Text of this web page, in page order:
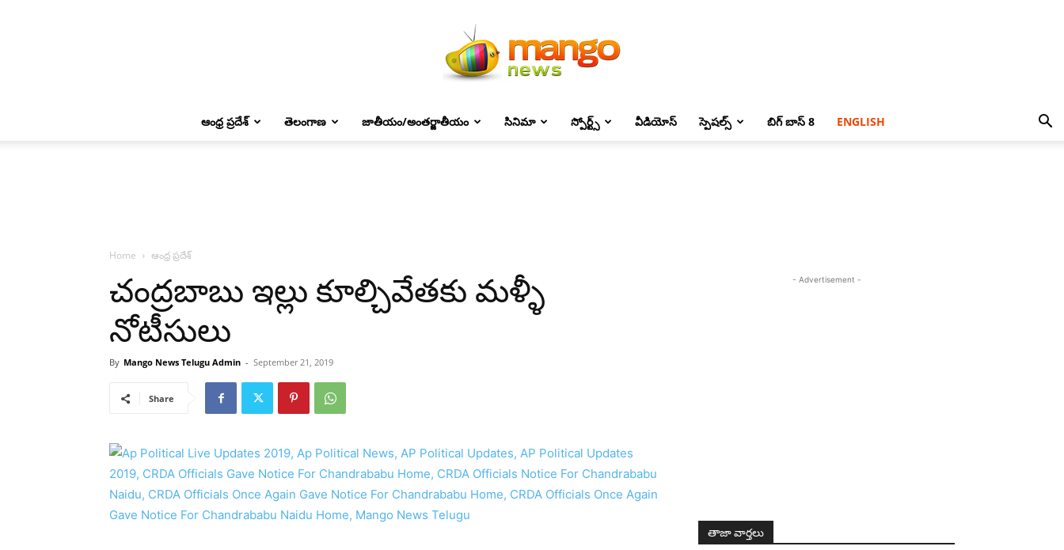
ఆంధ్ర ప్రదేశ్ తెలంగాణ జాతీయం/అంతర్జాతీయం సినిమా స్పోర్ట్స్ వీడియోస్ స్పెషల్స్ బిగ్ బాస్ 8 ENGLISH
Home ఆంధ్ర ప్రదేశ్
చంద్రబాబు ఇల్లు కూల్చివేతకు మళ్ళీ
నోటీసులు
By Mango News Telugu Admin - September 21, 2019
Share
- Advertisement -
తాజా వార్తలు